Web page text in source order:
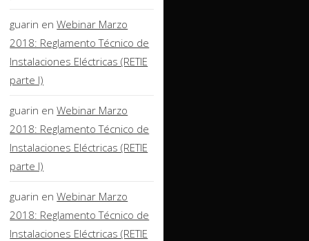
guarin enWebinar Marzo
2018: Reglamento Técnico de
Instalaciones Eléctricas (RETIE
parte I)
guarin enWebinar Marzo
2018: Reglamento Técnico de
Instalaciones Eléctricas (RETIE
parte I)
guarin enWebinar Marzo
2018: Reglamento Técnico de
Instalaciones Eléctricas (RETIE